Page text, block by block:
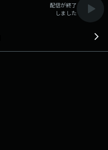
配信が終了
しました